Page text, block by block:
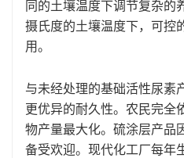
同的土壤温度下调节复杂的
摄氏度的土壤温度下，可控
用。
与未经处理的基础活性尿素
更优异的耐久性。农民完全
物产量最大化。硫涂层产品
备受欢迎。现代化工厂每年